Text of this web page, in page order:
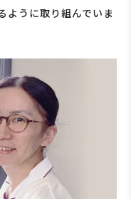
ように取り組んでいま